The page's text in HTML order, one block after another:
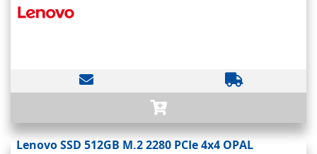
Lenovo SSD 512GB M.2 2280 PCIe 4x4 OPAL